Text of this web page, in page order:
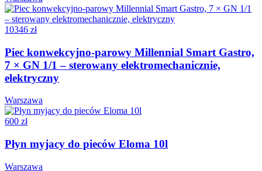
10346 zł
Piec konwekcyjno-parowy Millennial Smart Gastro,
7 × GN 1/1 – sterowany elektromechanicznie,
elektryczny
Warszawa
600 zł
Płyn myjacy do pieców Eloma 10l
Warszawa